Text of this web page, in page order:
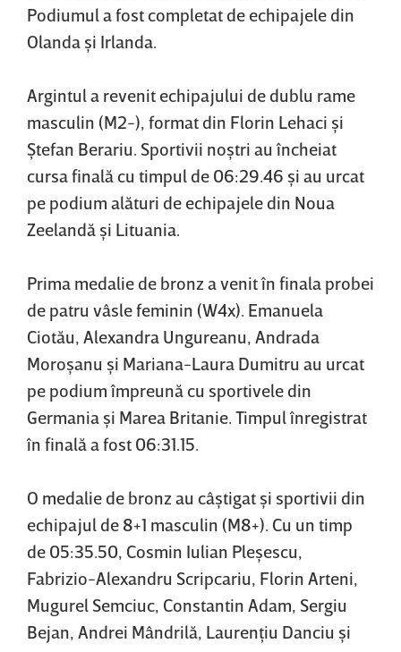
Podiumul a fost completat de echipajele din
Olanda şi Irlanda.
Argintul a revenit echipajului de dublu rame
masculin (M2-), format din Florin Lehaci şi
Ştefan Berariu. Sportivii noştri au încheiat
cursa finală cu timpul de 06:29.46 şi au urcat
pe podium alături de echipajele din Noua
Zeelandă şi Lituania.
Prima medalie de bronz a venit în finala probei
de patru vâsle feminin (W4x). Emanuela
Ciotău, Alexandra Ungureanu, Andrada
Moroşanu şi Mariana-Laura Dumitru au urcat
pe podium împreună cu sportivele din
Germania şi Marea Britanie. Timpul înregistrat
în finală a fost 06:31.15.
O medalie de bronz au câştigat şi sportivii din
echipajul de 8+1 masculin (M8+). Cu un timp
de 05:35.50, Cosmin Iulian Pleşescu,
Fabrizio-Alexandru Scripcariu, Florin Arteni,
Mugurel Semciuc, Constantin Adam, Sergiu
Bejan, Andrei Mândrilă, Laurenţiu Danciu şi